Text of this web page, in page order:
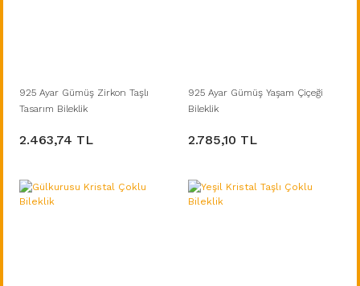
925 Ayar Gümüş Zirkon Taşlı
Tasarım Bileklik
2.463,74 TL
925 Ayar Gümüş Yaşam Çiçeği
Bileklik
2.785,10 TL